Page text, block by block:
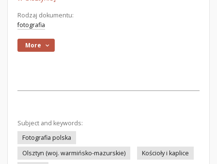
Rodzaj dokumentu:
fotografia
More
Subject and keywords:
Fotografia polska
Olsztyn (woj. warmińsko-mazurskie)
Kościoły i kaplice